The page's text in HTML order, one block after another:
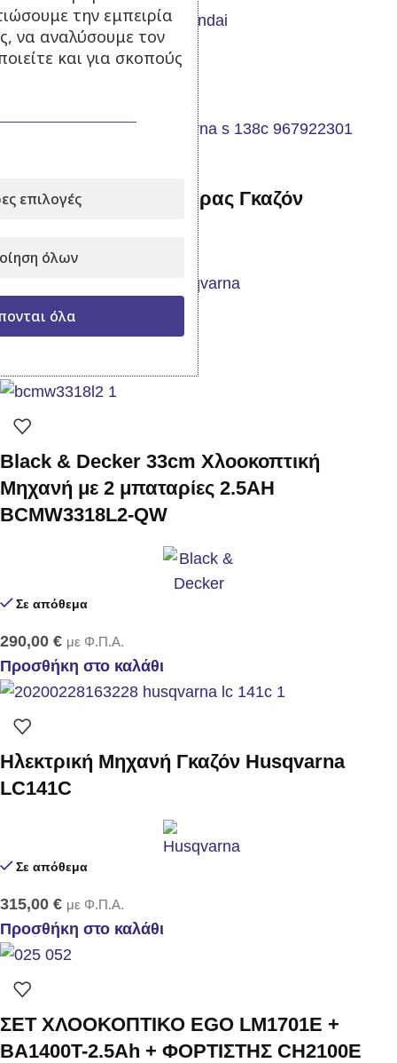
Σε απόθεμα
Ηλεκτρικός Εξαερωτήρας Γκαζόν
255,00€ με Φ.Π.Α.
Black & Decker 33cm Χλοοκοπτική
Μηχανή με 2 μπαταρίες 2.5ΑΗ
BCMW3318L2-QW
Σε απόθεμα
290,00 € με Φ.Π.Α.
Προσθήκη στο καλάθι
Ηλεκτρική Μηχανή Γκαζόν Husqvarna
LC141C
Σε απόθεμα
315,00 € με Φ.Π.Α.
Προσθήκη στο καλάθι
ΣΕΤ ΧΛΟΟΚΟΠΤΙΚΟ EGO LM1701E +
BA1400T-2.5Ah + ΦΟΡΤΙΣΤΗΣ CH2100E
την εμπειρία
να αναλύσουμε τον
και για σκοπούς
επιλογές
όλων
όλα